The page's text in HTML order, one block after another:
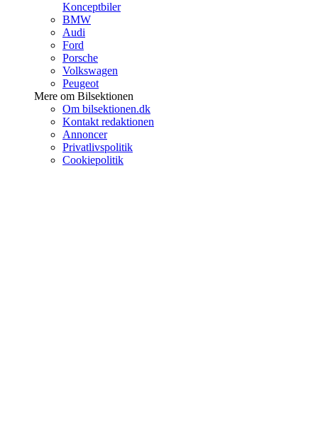
Konceptbiler
BMW
Audi
Ford
Porsche
Volkswagen
Peugeot
Mere om Bilsektionen
Om bilsektionen.dk
Kontakt redaktionen
Annoncer
Privatlivspolitik
Cookiepolitik